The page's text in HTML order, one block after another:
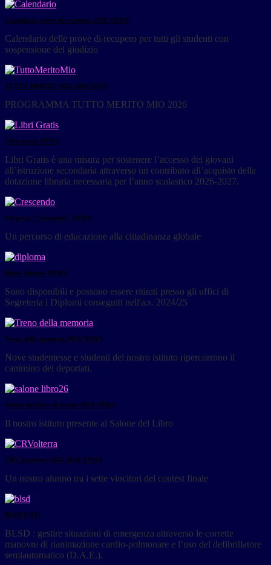
Calendario prove di recupero 2026 NEWS
Calendario delle prove di recupero per tutti gli studenti con
sospensione del giudizio
TUTTO MERITO MIO 2026 INFO
PROGRAMMA TUTTO MERITO MIO 2026
Libri gratis NEWS
Libri Gratis è una misura per sostenere l’accesso dei giovani
all’istruzione secondaria attraverso un contributo all’acquisto della
dotazione libraria necessaria per l’anno scolastico 2026-2027.
Progetto "Crescendo" NEWS
Un percorso di educazione alla cittadinanza globale
Ritiro diplomi NEWS
Sono disponibili e possono essere ritirati presso gli uffici di
Segreteria i Diplomi conseguiti nell'a.s. 2024/25
Treno della memoria 2026 NEWS
Nove studentesse e studenti del nostro istituto ripercorrono il
cammino dei deportati.
Salone del libro di Torino 2026 NEWS
Il nostro istituto presente al Salone del Libro
CRV Academy 2025-2026 NEWS
Un nostro alunno tra i sette vincitori del contest finale
BLSD INFO
BLSD : gestire situazioni di emergenza attraverso le corrette
manovre di rianimazione cardio-polmonare e l’uso del defibrillatore
semiautomatico (D.A.E.).